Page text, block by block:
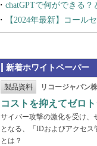
chatGPTで何ができる
【2024年最新】コール
新着ホワイトペーパー
製品資料 リコージャパン
コストを抑えてゼロ
サイバー攻撃の激化を受け、
となる、「IDおよびアクセ
とは？